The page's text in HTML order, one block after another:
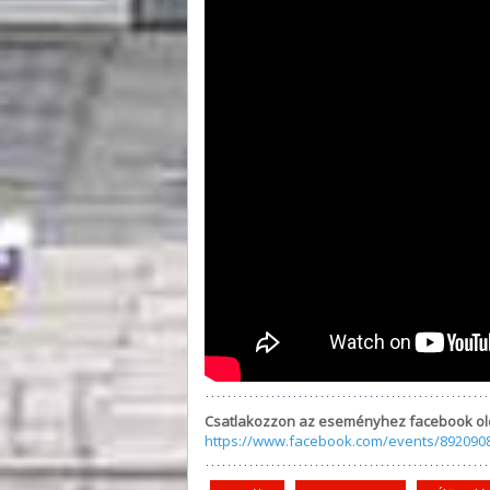
Csatlakozzon az eseményhez facebook
https://www.facebook.com/events/